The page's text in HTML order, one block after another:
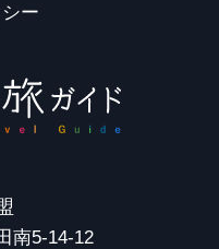
ー
南5-14-12